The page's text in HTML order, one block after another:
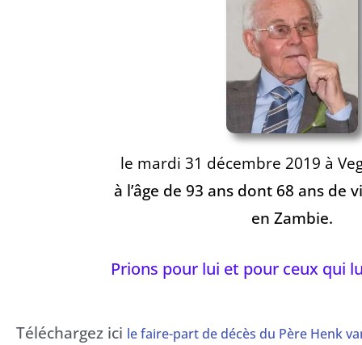
le mardi 31 décembre 2019 à
à l’âge de 93 ans dont 68 ans de
en Zambie.
Prions pour lui et pour ceux qui
Téléchargez ici le faire-part de décès du Père Henk